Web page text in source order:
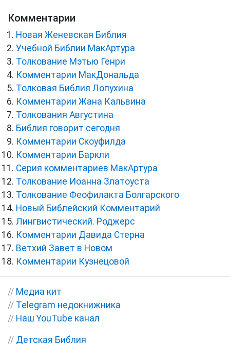
Комментарии
Новая Женевская Библия
Учебной Библии МакАртура
Толкование Мэтью Генри
Комментарии МакДональда
Толковая Библия Лопухина
Комментарии Жана Кальвина
Толкования Августина
Библия говорит сегодня
Комментарии Скоуфилда
Комментарии Баркли
Серия комментариев МакАртура
Толкование Иоанна Златоуста
Толкование Феофилакта Болгарского
Новый Библейский Комментарий
Лингвистический. Роджерс
Комментарии Давида Стерна
Ветхий Завет в Новом
Комментарии Кузнецовой
// Медиа кит
// Telegram недокнижника
// Наш YouTube канал
// Детская Библия